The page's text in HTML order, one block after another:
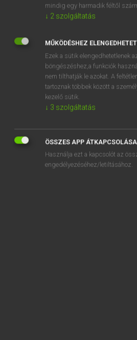
EURÓPAI UNIÓS TERMINOLÓGIAI
Kapcsolódó anyagok
visite domiciliaire
visite périodique
visite spécifique
mindig egy harmadik féltől
↓ 2 szolgáltatás
MŰKÖDÉSHEZ
Ezek a sütik elengedhetetlenek
böngészéshez,a funkciók
nem tilthatják le azokat. A
tartoznak többek között a
kezelő sütik.
↓ 3 szolgáltatás
ÖSSZES APP ÁTKAPCSOLÁSA
Használja ezt a kapcsolót az
engedélyezéséhez/letiltásához.